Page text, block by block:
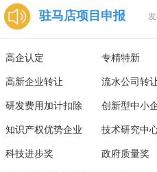
驻马店项目申报
高企认定 专精特新
高新企业转让 流水公司转
研发费用加计扣除 创新型中小
知识产权优势企业 技术研究中
科技进步奖 政府质量奖